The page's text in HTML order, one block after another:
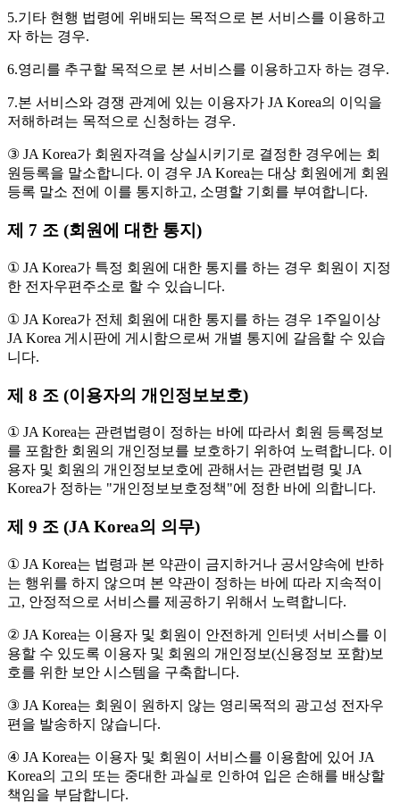
5.기타 현행 법령에 위배되는 목적으로 본 서비스를 이용하고
자 하는 경우.
6.영리를 추구할 목적으로 본 서비스를 이용하고자 하는 경우.
7.본 서비스와 경쟁 관계에 있는 이용자가 JA Korea의 이익을
저해하려는 목적으로 신청하는 경우.
③ JA Korea가 회원자격을 상실시키기로 결정한 경우에는 회
원등록을 말소합니다. 이 경우 JA Korea는 대상 회원에게 회원
등록 말소 전에 이를 통지하고, 소명할 기회를 부여합니다.
제 7 조 (회원에 대한 통지)
① JA Korea가 특정 회원에 대한 통지를 하는 경우 회원이 지정
한 전자우편주소로 할 수 있습니다.
① JA Korea가 전체 회원에 대한 통지를 하는 경우 1주일이상
JA Korea 게시판에 게시함으로써 개별 통지에 갈음할 수 있습
니다.
제 8 조 (이용자의 개인정보보호)
① JA Korea는 관련법령이 정하는 바에 따라서 회원 등록정보
를 포함한 회원의 개인정보를 보호하기 위하여 노력합니다. 이
용자 및 회원의 개인정보보호에 관해서는 관련법령 및 JA
Korea가 정하는 "개인정보보호정책"에 정한 바에 의합니다.
제 9 조 (JA Korea의 의무)
① JA Korea는 법령과 본 약관이 금지하거나 공서양속에 반하
는 행위를 하지 않으며 본 약관이 정하는 바에 따라 지속적이
고, 안정적으로 서비스를 제공하기 위해서 노력합니다.
② JA Korea는 이용자 및 회원이 안전하게 인터넷 서비스를 이
용할 수 있도록 이용자 및 회원의 개인정보(신용정보 포함)보
호를 위한 보안 시스템을 구축합니다.
③ JA Korea는 회원이 원하지 않는 영리목적의 광고성 전자우
편을 발송하지 않습니다.
④ JA Korea는 이용자 및 회원이 서비스를 이용함에 있어 JA
Korea의 고의 또는 중대한 과실로 인하여 입은 손해를 배상할
책임을 부담합니다.